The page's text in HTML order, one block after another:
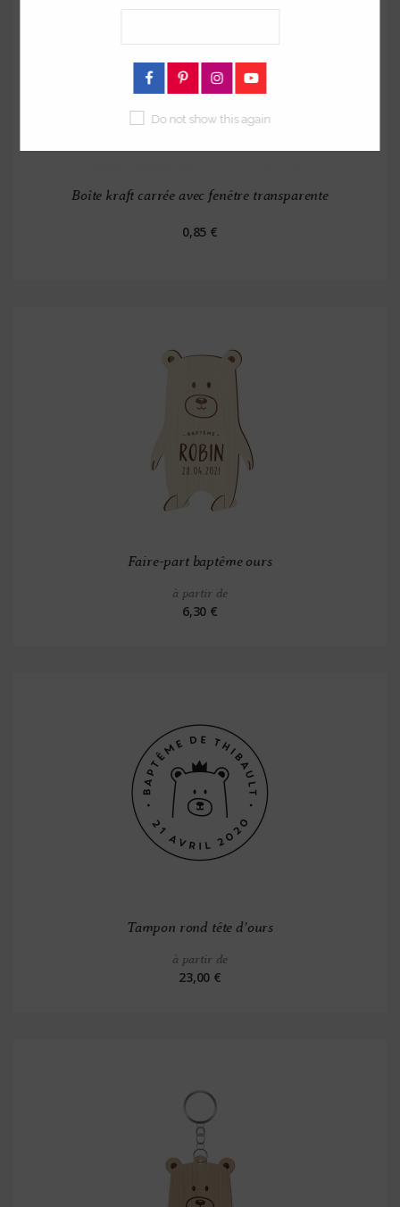
Boîte kraft carrée avec fenêtre transparente
0,85 €
Faire-part baptême ours
à partir de
6,30 €
Tampon rond tête d'ours
à partir de
23,00 €
Do not show this again